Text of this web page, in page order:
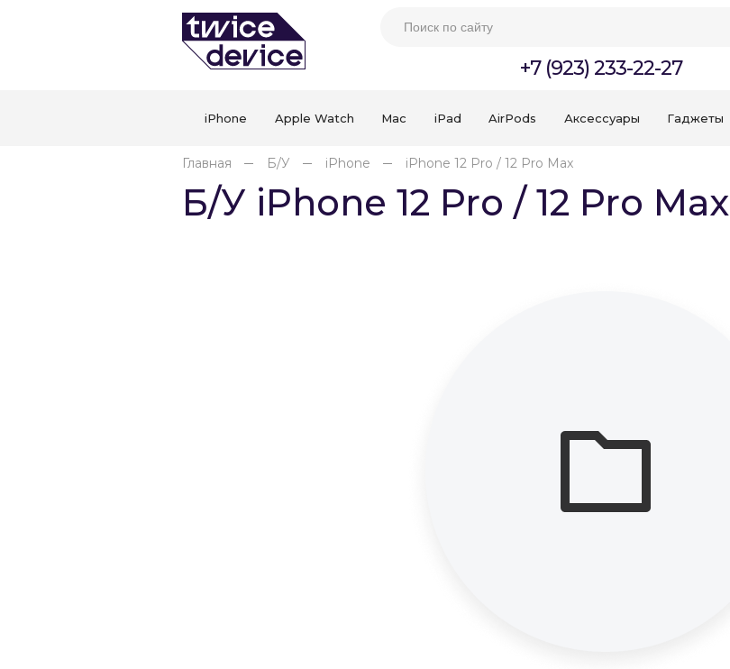
+7 (923) 233-22-27
iPhone Apple Watch Mac iPad AirPods Аксессуары Гаджеты
Главная Б/У iPhone iPhone 12 Pro / 12 Pro Max
Б/У iPhone 12 Pro / 12 Pro Max